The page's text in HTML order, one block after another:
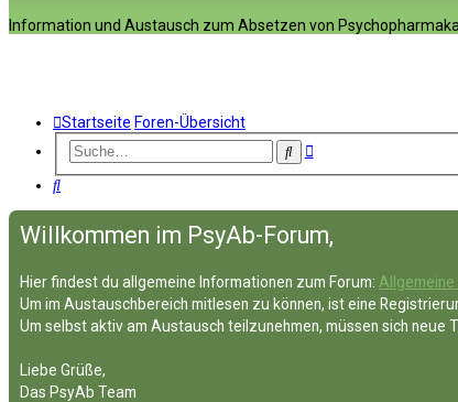
Information und Austausch zum Absetzen von Psychopharmaka
Startseite Foren-Übersicht
SucheErweiterte
Suche
Willkommen im PsyAb-Forum,
Hier findest du allgemeine Informationen zum Forum:
Um im Austauschbereich mitlesen zu können, ist eine
Um selbst aktiv am Austausch teilzunehmen, müssen sich
Liebe Grüße,
Das PsyAb Team